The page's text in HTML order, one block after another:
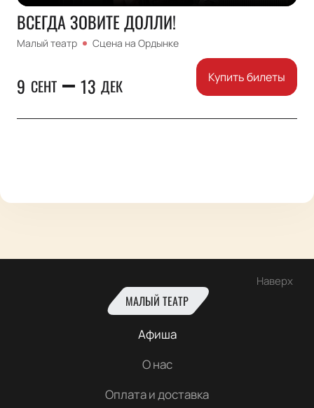
ВСЕГДА ЗОВИТЕ ДОЛЛИ!
Малый театр Сцена на Ордынке
9 СЕНТ 13 ДЕК Купить билеты
Наверх
МАЛЫЙ ТЕАТР
Афиша
О нас
Оплата и доставка